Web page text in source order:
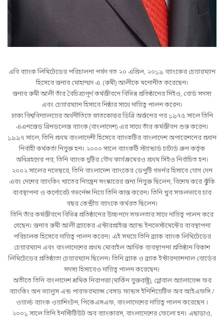
এবি ব্যাংক লিমিটেডের পরিচালনা পর্ষদ গত ২০ এপ্রিল, ২০১৯ ব্যাংকের চেয়ারম্যান
হিসেবে জনাব মোহাম্মদ এ. (রুমী) আলীকে মনোনীত করেছেন।
জনাব রুমী আলী তাঁর বৈচিত্র্যপূর্ণ কর্মজীবনে বিভিন্ন প্রতিষ্ঠানের সিইও, বোর্ড সদস্য
এবং চেয়ারম্যান হিসাবে নিষ্ঠার সাথে দায়িত্ব পালন করেন।
ঢাকা বিশ্ববিদ্যালয়ের অর্থনীতিতে স্নাতকোত্তর ডিগ্রি অর্জনের পর ১৯৭৫ সালে তিনি
এএনজেড গ্রিনডলেজ ব্যাংক (বাংলাদেশ) এর সাথে তাঁর কর্মজীবন শুরু করেন।
১৯৯৭ সালে, তিনি প্রথম বাংলাদেশী হিসেবে ব্যাংকটির বাংলাদেশ অপারেশনের প্রধান
নির্বাহী কর্মকর্তা নিযুক্ত হন। ২০০০ সালে ব্যাংকটি স্ট্যান্ডার্ড চার্টার্ড গ্রুপ কর্তৃক
অধিগ্রহণের পর, তিনি ব্যাংক দুটির যৌথ কার্যক্রমেরও প্রথম সিইও নির্বাচিত হন।
২০০২ সালের নভেম্বরে, তিনি বাংলাদেশ ব্যাংকের ডেপুটি গভর্নর হিসাবে যোগ দেন
এবং দেশের ব্যাংকিং খাতের নিয়ন্ত্রন সংস্কারের জন্য নিযুক্ত ছিলেন, বিশেষ করে ঝুঁকি
ব্যবস্থাপনা ও কর্পোরেট গভর্নেন্স নিয়ে তিনি কাজ করেন। তিনি খুব সফলভাবে চার
বছর কেন্দ্রীয় ব্যাংকে কর্মরত ছিলেন।
তিনি তাঁর কর্মজীবনে বিভিন্ন প্রতিষ্ঠানের উচ্চপদে সফলতার সাথে দায়িত্ব পালন করে
গেছেন। জনাব রুমী আলী ব্র্যাকের এন্টারপ্রাইজ অ্যান্ড ইনভেস্টমেন্টের ব্যবস্থাপনা
পরিচালক হিসেবে দায়িত্ব পালন করেন। এই সময়ে তিনি ব্র্যাক ব্যাংক লিমিটেডের
চেয়ারম্যান এবং বাংলাদেশের প্রথম মোবাইল আর্থিক ব্যবস্থাপনা প্রতিষ্ঠান বিকাশ
লিমিটেডের প্রতিষ্ঠাতা চেয়ারম্যান ছিলেন। তিনি ব্র্যাক ও ব্র্যাক ইন্টারন্যাশনাল বোর্ডের
সদস্য হিসাবেও দায়িত্ব পালন করেছেন।
অতীতে তিনি বাংলাদেশ শ্রমিক নিরাপত্তা (মার্কিন যুক্তরাষ্ট্র), গ্লোবাল অ্যালায়েন্স ফর
ব্যাংকিং অন ভ্যালুস এন্ড পারফরম্যান্স বেসড ফান্ডস ইনিশিয়েটিভ অব আইএফসি /
ওয়ার্ল্ড ব্যাংক ওয়াশিংটন, পিকেএসএফ, বাংলাদেশের দায়িত্ব পালন করেছেন ।
২০০১ সালে তিনি ইনস্টিটিউট অব ব্যাংকারস, বাংলাদেশের ফেলো হন। এছাড়াও,